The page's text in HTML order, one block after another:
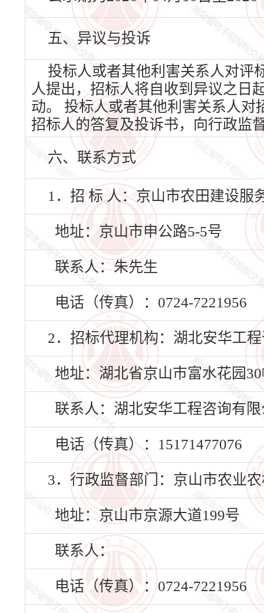
五、异议与投诉
投标人或者其他利害关系人对评
人提出，招标人将自收到异议之日
动。 投标人或者其他利害关系人
招标人的答复及投诉书，向行政监
六、联系方式
1．招 标 人：京山市农田建设服
地址：京山市申公路5-5号
联系人：朱先生
电话（传真）：0724-7221956
2．招标代理机构：湖北安华工
地址：湖北省京山市富水花园
联系人：湖北安华工程咨询有
电话（传真）：15171477076
3．行政监督部门：京山市农业
地址：京山市京源大道199号
联系人：
电话（传真）：0724-7221956